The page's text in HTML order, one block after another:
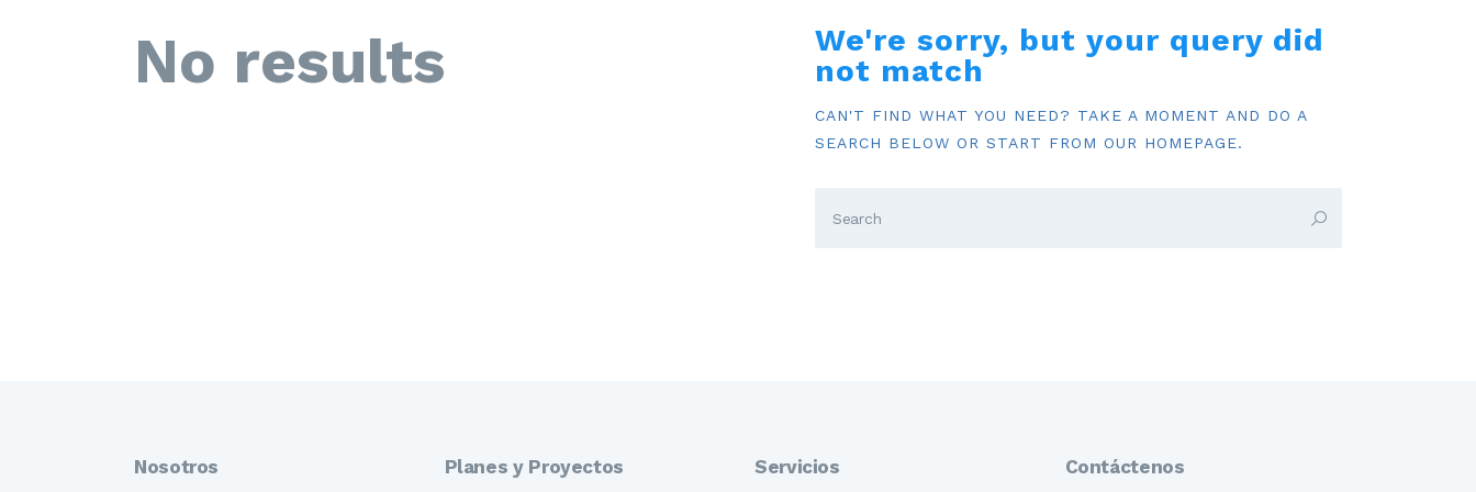
No results
We're sorry, but your query did
not match
CAN'T FIND WHAT YOU NEED? TAKE A MOMENT AND DO A
SEARCH BELOW OR START FROM OUR HOMEPAGE.
Nosotros Planes y Proyectos Servicios Contáctenos